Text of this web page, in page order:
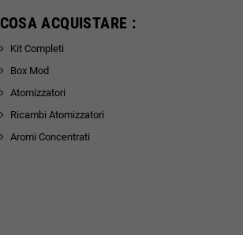
COSA ACQUISTARE :
Kit Completi
Box Mod
Atomizzatori
Ricambi Atomizzatori
Aromi Concentrati